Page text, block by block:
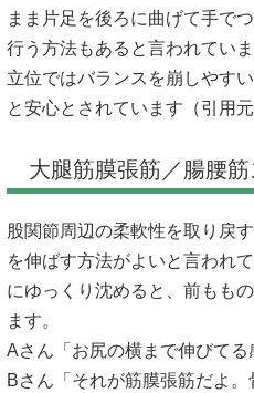
まま片足を後ろに曲げて手で
行う方法もあると言われていま
立位ではバランスを崩しやす
と安心とされています（引用元
大腿筋膜張筋／腸腰
股関節周辺の柔軟性を取り戻
を伸ばす方法がよいと言われ
にゆっくり沈めると、前もも
ます。
Aさん「お尻の横まで伸びてる
Bさん「それが筋膜張筋だよ